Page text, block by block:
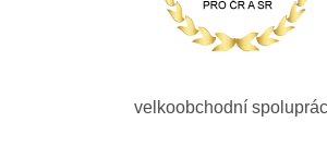
velkoobchodní